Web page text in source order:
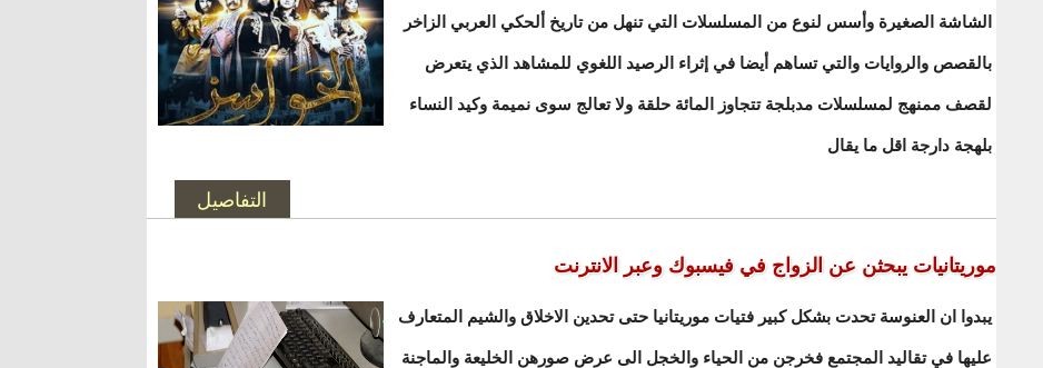
الشاشة الصغيرة وأسس لنوع من المسلسلات التي تنهل من تاريخ ألحكي العربي الزاخر
بالقصص والروايات والتي تساهم أيضا في إثراء الرصيد اللغوي للمشاهد الذي يتعرض
لقصف ممنهج لمسلسلات مدبلجة تتجاوز المائة حلقة ولا تعالج سوى نميمة وكيد النساء
بلهجة دارجة اقل ما يقال
التفاصيل
موريتانيات يبحثن عن الزواج في فيسبوك وعبر الانترنت
يبدوا ان العنوسة تحدت بشكل كبير فتيات موريتانيا حتى تحدين الاخلاق والشيم المتعارف
عليها في تقاليد المجتمع فخرجن من الحياء والخجل الى عرض صورهن الخليعة والماجنة